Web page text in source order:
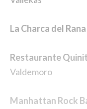
La Charca del Rana
Restaurante
Valdemoro
Manhattan Rock